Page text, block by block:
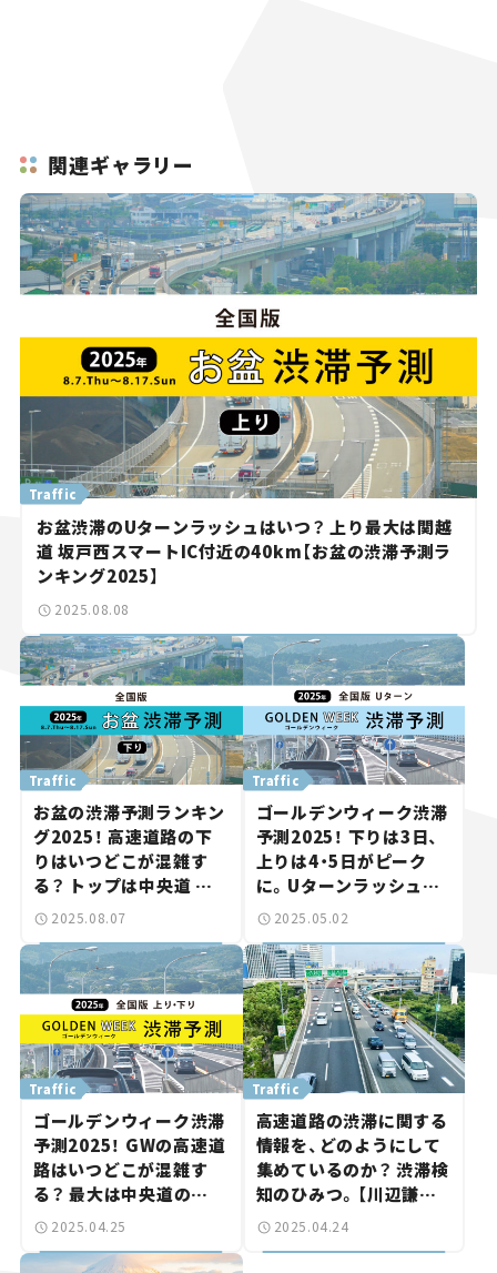
関連ギャラリー
Traffic
お盆渋滞のUターンラッシュはいつ？ 上り最大は関越
道 坂戸西スマートIC付近の40km【お盆の渋滞予測ラ
ンキング2025】
2025.08.08
Traffic
お盆の渋滞予測ランキン
グ2025！ 高速道路の下
りはいつどこが混雑す
る？ トップは中央道 相
模湖IC付近の45km。
2025.08.07
Traffic
ゴールデンウィーク渋滞
予測2025！ 下りは3日、
上りは4・5日がピーク
に。Uターンラッシュを
回避しよう。
2025.05.02
Traffic
ゴールデンウィーク渋滞
予測2025！ GWの高速道
路はいつどこが混雑す
る？ 最大は中央道の
45km。
2025.04.25
Traffic
高速道路の渋滞に関する
情報を、どのようにして
集めているのか？ 渋滞検
知のひみつ。【川辺謙一
の「道路の科学」Vol.7】
2025.04.24